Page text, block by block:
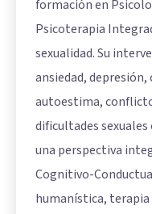
formación en
Psicoterapia
sexualidad. Su
ansiedad, depresión,
autoestima,
dificultades sexuales
una perspectiva
Cognitivo-
humanística,